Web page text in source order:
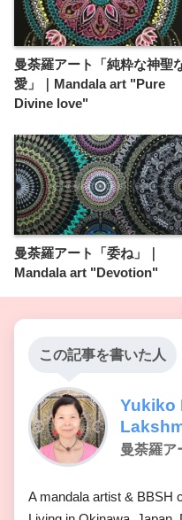
曼荼羅アート「純粋な神聖
愛」｜Mandala art "Pure
Divine love"
曼荼羅アート「委ね」｜
Mandala art "Devotion"
この記事を書いた人
Yukiko
曼荼羅ア
A mandala artist & BBSH